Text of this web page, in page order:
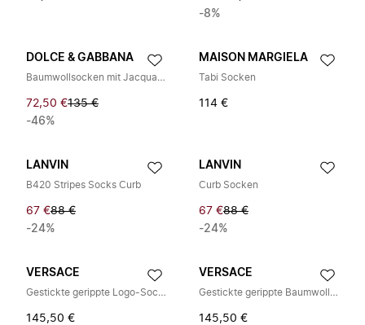
-8%
DOLCE & GABBANA
Baumwollsocken mit Jacquard-Logo
72,50 €135 €
-46%
MAISON MARGIELA
Tabi Socken
114 €
LANVIN
B420 Stripes Socks Curb
67 €88 €
-24%
LANVIN
Curb Socken
67 €88 €
-24%
VERSACE
Gestickte gerippte Logo-Socken
145,50 €
VERSACE
Gestickte gerippte Baumwollsocken
145,50 €